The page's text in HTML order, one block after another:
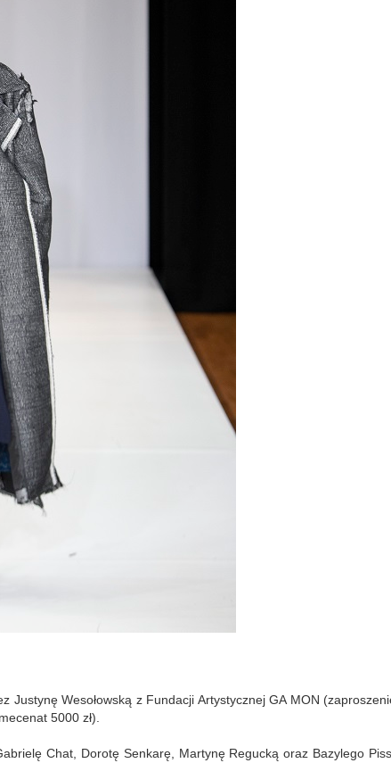
Justynę Wesołowską z Fundacji Artystycznej GA MON
5000 zł).
Chat, Dorotę Senkarę, Martynę Regucką oraz Bazylego